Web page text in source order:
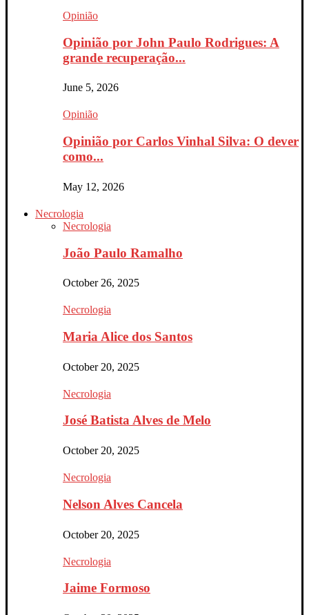
Opinião
Opinião por John Paulo Rodrigues: A
grande recuperação...
June 5, 2026
Opinião
Opinião por Carlos Vinhal Silva: O dever
como...
May 12, 2026
Necrologia
Necrologia
João Paulo Ramalho
October 26, 2025
Necrologia
Maria Alice dos Santos
October 20, 2025
Necrologia
José Batista Alves de Melo
October 20, 2025
Necrologia
Nelson Alves Cancela
October 20, 2025
Necrologia
Jaime Formoso